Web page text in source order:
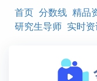
首页 分数线 精品
研究生导师 实时